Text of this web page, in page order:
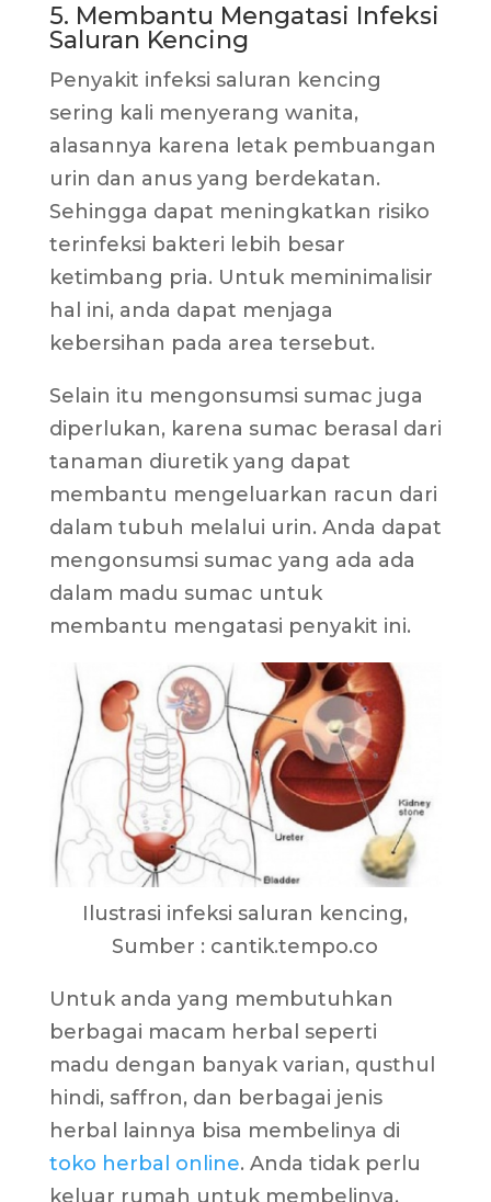
5. Membantu Mengatasi Infeksi
Saluran Kencing
Penyakit infeksi saluran kencing
sering kali menyerang wanita,
alasannya karena letak pembuangan
urin dan anus yang berdekatan.
Sehingga dapat meningkatkan risiko
terinfeksi bakteri lebih besar
ketimbang pria. Untuk meminimalisir
hal ini, anda dapat menjaga
kebersihan pada area tersebut.
Selain itu mengonsumsi sumac juga
diperlukan, karena sumac berasal dari
tanaman diuretik yang dapat
membantu mengeluarkan racun dari
dalam tubuh melalui urin. Anda dapat
mengonsumsi sumac yang ada ada
dalam madu sumac untuk
membantu mengatasi penyakit ini.
Ilustrasi infeksi saluran kencing,
Sumber : cantik.tempo.co
Untuk anda yang membutuhkan
berbagai macam herbal seperti
madu dengan banyak varian, qusthul
hindi, saffron, dan berbagai jenis
herbal lainnya bisa membelinya di
toko herbal online. Anda tidak perlu
keluar rumah untuk membelinya,